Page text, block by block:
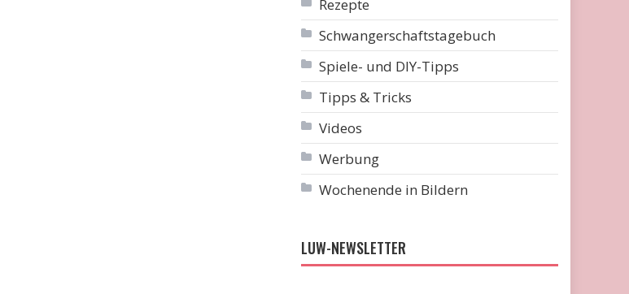
Rezepte
Schwangerschaftstagebuch
Spiele- und DIY-Tipps
Tipps & Tricks
Videos
Werbung
Wochenende in Bildern
LUW-NEWSLETTER